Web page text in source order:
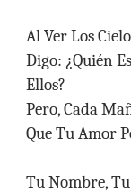
Al Ver Los
Digo: ¿Quién
Ellos?
Pero, Cada
Que Tu Amor
Tu Nombre,